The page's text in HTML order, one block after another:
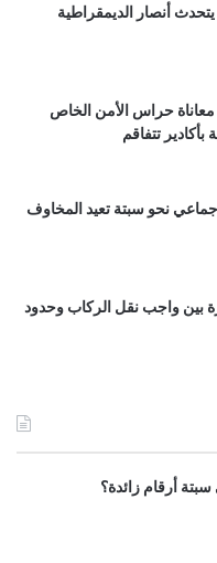
أنصار الديمقراطية
معاناة حراس الأمن الخاص
تتفاقم
نحو سبتة تعيد المخاوف
بين واجب نقل الركاب وحدود
أرقام زائدة؟